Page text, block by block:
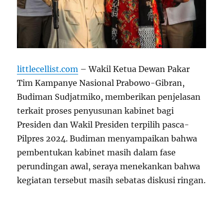
littlecellist.com – Wakil Ketua Dewan Pakar
Tim Kampanye Nasional Prabowo-Gibran,
Budiman Sudjatmiko, memberikan penjelasan
terkait proses penyusunan kabinet bagi
Presiden dan Wakil Presiden terpilih pasca-
Pilpres 2024. Budiman menyampaikan bahwa
pembentukan kabinet masih dalam fase
perundingan awal, seraya menekankan bahwa
kegiatan tersebut masih sebatas diskusi ringan.